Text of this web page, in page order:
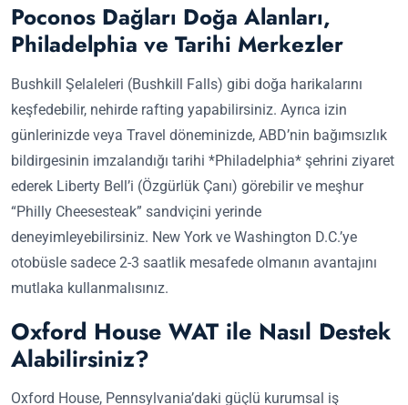
Poconos Dağları Doğa Alanları,
Philadelphia ve Tarihi Merkezler
Bushkill Şelaleleri (Bushkill Falls) gibi doğa harikalarını
keşfedebilir, nehirde rafting yapabilirsiniz. Ayrıca izin
günlerinizde veya Travel döneminizde, ABD’nin bağımsızlık
bildirgesinin imzalandığı tarihi *Philadelphia* şehrini ziyaret
ederek Liberty Bell’i (Özgürlük Çanı) görebilir ve meşhur
“Philly Cheesesteak” sandviçini yerinde
deneyimleyebilirsiniz. New York ve Washington D.C.’ye
otobüsle sadece 2-3 saatlik mesafede olmanın avantajını
mutlaka kullanmalısınız.
Oxford House WAT ile Nasıl Destek
Alabilirsiniz?
Oxford House, Pennsylvania’daki güçlü kurumsal iş